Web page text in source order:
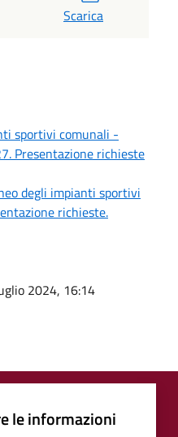
Scarica
sportivi comunali -
Presentazione richieste
degli impianti sportivi
richieste.
2024, 16:14
le informazioni